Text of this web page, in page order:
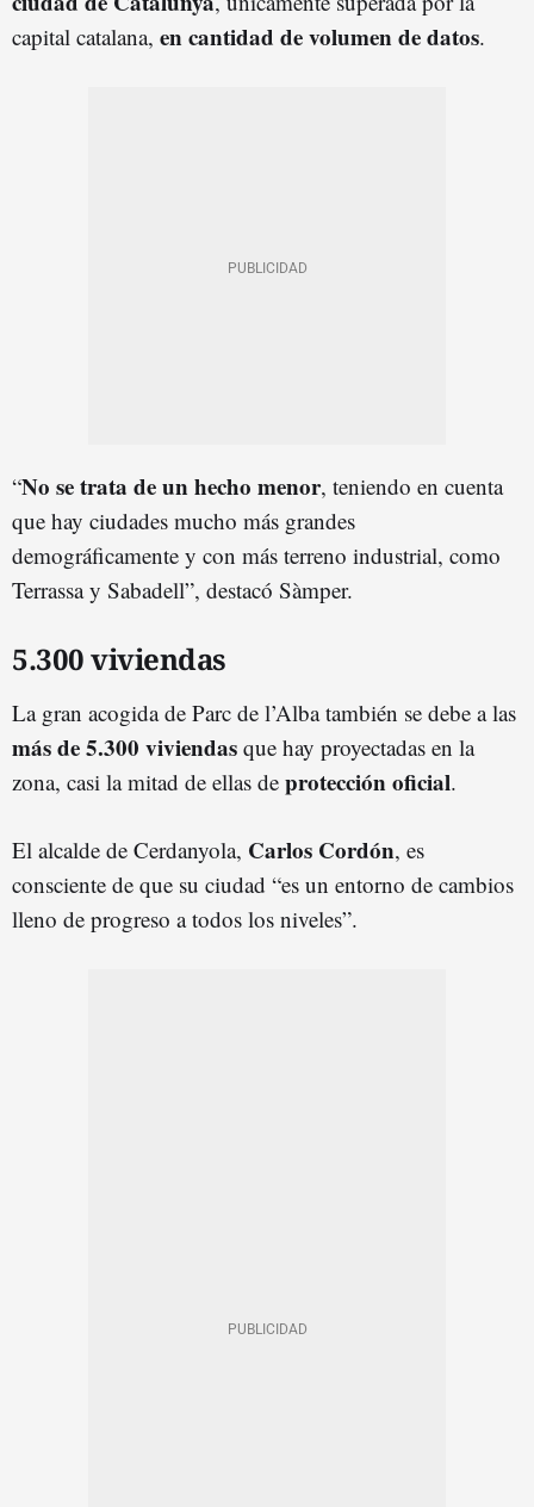
capital catalana, en cantidad de volumen de datos.
“No se trata de un hecho menor, teniendo en cuenta
que hay ciudades mucho más grandes
demográficamente y con más terreno industrial, como
Terrassa y Sabadell”, destacó Sàmper.
5.300 viviendas
La gran acogida de Parc de l’Alba también se debe a las
más de 5.300 viviendas que hay proyectadas en la
zona, casi la mitad de ellas de protección oficial.
El alcalde de Cerdanyola, Carlos Cordón, es
consciente de que su ciudad “es un entorno de cambios
lleno de progreso a todos los niveles”.